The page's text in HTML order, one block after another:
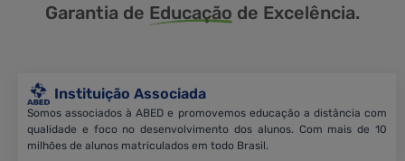
Garantia de Educação de Excelência.
Instituição Associada
Somos associados à ABED e promovemos educação a distância com
qualidade e foco no desenvolvimento dos alunos. Com mais de 10
milhões de alunos matriculados em todo Brasil.